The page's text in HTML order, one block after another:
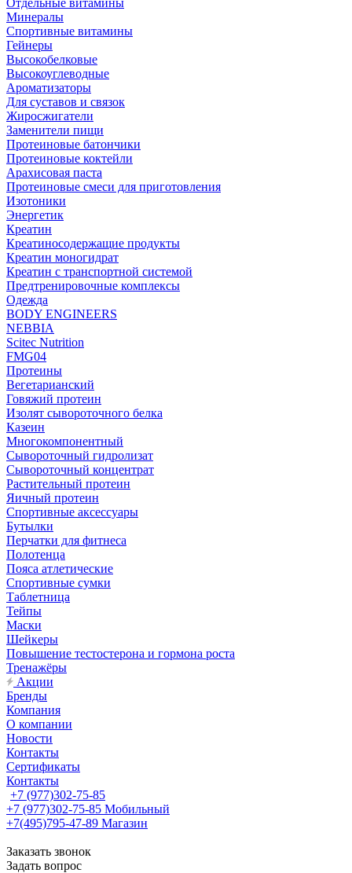
Отдельные витамины
Минералы
Спортивные витамины
Гейнеры
Высокобелковые
Высокоуглеводные
Ароматизаторы
Для суставов и связок
Жиросжигатели
Заменители пищи
Протеиновые батончики
Протеиновые коктейли
Арахисовая паста
Протеиновые смеси для приготовления
Изотоники
Энергетик
Креатин
Креатиносодержащие продукты
Креатин моногидрат
Креатин с транспортной системой
Предтренировочные комплексы
Одежда
BODY ENGINEERS
NEBBIA
Scitec Nutrition
FMG04
Протеины
Вегетарианский
Говяжий протеин
Изолят сывороточного белка
Казеин
Многокомпонентный
Сывороточный гидролизат
Сывороточный концентрат
Растительный протеин
Яичный протеин
Спортивные аксессуары
Бутылки
Перчатки для фитнеса
Полотенца
Пояса атлетические
Спортивные сумки
Таблетница
Тейпы
Маски
Шейкеры
Повышение тестостерона и гормона роста
Тренажёры
Акции
Бренды
Компания
О компании
Новости
Контакты
Сертификаты
Контакты
+7 (977)302-75-85
+7 (977)302-75-85 Мобильный
+7(495)795-47-89 Магазин
Заказать звонок
Задать вопрос